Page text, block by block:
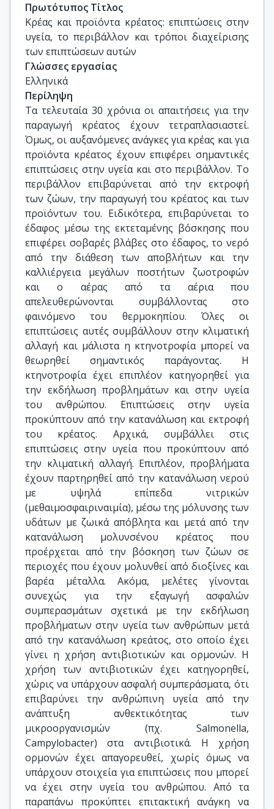
Πρωτότυπος Τίτλος
Κρέας και προϊόντα κρέατος: επιπτώσεις στην
υγεία, το περιβάλλον και τρόποι διαχείρισης
των επιπτώσεων αυτών
Γλώσσες εργασίας
Ελληνικά
Περίληψη
Τα τελευταία 30 χρόνια οι απαιτήσεις για την
παραγωγή κρέατος έχουν τετραπλασιαστεί.
Όμως, οι αυξανόμενες ανάγκες για κρέας και για
προϊόντα κρέατος έχουν επιφέρει σημαντικές
επιπτώσεις στην υγεία και στο περιβάλλον. Το
περιβάλλον επιβαρύνεται από την εκτροφή
των ζώων, την παραγωγή του κρέατος και των
προϊόντων του. Ειδικότερα, επιβαρύνεται το
έδαφος μέσω της εκτεταμένης βόσκησης που
επιφέρει σοβαρές βλάβες στο έδαφος, το νερό
από την διάθεση των αποβλήτων και την
καλλιέργεια μεγάλων ποστήτων ζωοτροφών
και ο αέρας από τα αέρια που
απελευθερώνονται συμβάλλοντας στο
φαινόμενο του θερμοκηπίου. Όλες οι
επιπτώσεις αυτές συμβάλλουν στην κλιματική
αλλαγή και μάλιστα η κτηνοτροφία μπορεί να
θεωρηθεί σημαντικός παράγοντας. Η
κτηνοτροφία έχει επιπλέον κατηγορηθεί για
την εκδήλωση προβλημάτων και στην υγεία
του ανθρώπου. Επιπτώσεις στην υγεία
προκύπτουν από την κατανάλωση και εκτροφή
του κρέατος. Αρχικά, συμβάλλει στις
επιπτώσεις στην υγεία που προκύπτουν από
την κλιματική αλλαγή. Επιπλέον, προβλήματα
έχουν παρτηρηθεί από την κατανάλωση νερού
με υψηλά επίπεδα νιτρικών
(μεθαιμοσφαιριναιμία), μέσω της μόλυνσης των
υδάτων με ζωικά απόβλητα και μετά από την
κατανάλωση μολυνσένου κρέατος που
προέρχεται από την βόσκηση των ζώων σε
περιοχές που έχουν μολυνθεί από διοξίνες και
βαρέα μέταλλα. Ακόμα, μελέτες γίνονται
συνεχώς για την εξαγωγή ασφαλών
συμπερασμάτων σχετικά με την εκδήλωση
προβλήματων στην υγεία των ανθρώπων μετά
από την κατανάλωση κρεάτος, στο οποίο έχει
γίνει η χρήση αντιβιοτικών και ορμονών. Η
χρήση των αντιβιοτικών έχει κατηγορηθεί,
χώρις να υπάρχουν ασφαλή συμπεράσματα, ότι
επιβαρύνει την ανθρώπινη υγεία από την
ανάπτυξη ανθεκτικότητας των
μικροοργανισμών (πχ. Salmonella,
Campylobacter) στα αντιβιοτικά. Η χρήση
ορμονών έχει απαγορευθεί, χωρίς όμως να
υπάρχουν στοιχεία για επιπτώσεις που μπορεί
να έχει στην υγεία του ανθρώπου. Από τα
παραπάνω προκύπτει επιτακτική ανάγκη να